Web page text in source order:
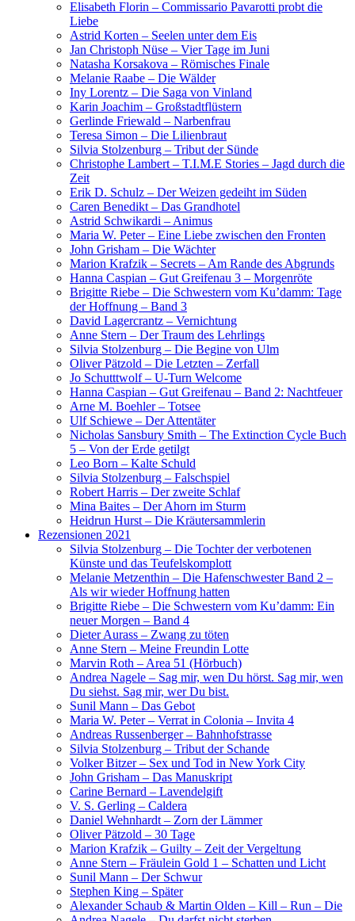
Elisabeth Florin – Commissario Pavarotti probt die
Liebe
Astrid Korten – Seelen unter dem Eis
Jan Christoph Nüse – Vier Tage im Juni
Natasha Korsakova – Römisches Finale
Melanie Raabe – Die Wälder
Iny Lorentz – Die Saga von Vinland
Karin Joachim – Großstadtflüstern
Gerlinde Friewald – Narbenfrau
Teresa Simon – Die Lilienbraut
Silvia Stolzenburg – Tribut der Sünde
Christophe Lambert – T.I.M.E Stories – Jagd durch die
Zeit
Erik D. Schulz – Der Weizen gedeiht im Süden
Caren Benedikt – Das Grandhotel
Astrid Schwikardi – Animus
Maria W. Peter – Eine Liebe zwischen den Fronten
John Grisham – Die Wächter
Marion Krafzik – Secrets – Am Rande des Abgrunds
Hanna Caspian – Gut Greifenau 3 – Morgenröte
Brigitte Riebe – Die Schwestern vom Ku’damm: Tage
der Hoffnung – Band 3
David Lagercrantz – Vernichtung
Anne Stern – Der Traum des Lehrlings
Silvia Stolzenburg – Die Begine von Ulm
Oliver Pätzold – Die Letzten – Zerfall
Jo Schutttwolf – U-Turn Welcome
Hanna Caspian – Gut Greifenau – Band 2: Nachtfeuer
Arne M. Boehler – Totsee
Ulf Schiewe – Der Attentäter
Nicholas Sansbury Smith – The Extinction Cycle Buch
5 – Von der Erde getilgt
Leo Born – Kalte Schuld
Silvia Stolzenburg – Falschspiel
Robert Harris – Der zweite Schlaf
Mina Baites – Der Ahorn im Sturm
Heidrun Hurst – Die Kräutersammlerin
Rezensionen 2021
Silvia Stolzenburg – Die Tochter der verbotenen
Künste und das Teufelskomplott
Melanie Metzenthin – Die Hafenschwester Band 2 –
Als wir wieder Hoffnung hatten
Brigitte Riebe – Die Schwestern vom Ku’damm: Ein
neuer Morgen – Band 4
Dieter Aurass – Zwang zu töten
Anne Stern – Meine Freundin Lotte
Marvin Roth – Area 51 (Hörbuch)
Andrea Nagele – Sag mir, wen Du hörst. Sag mir, wen
Du siehst. Sag mir, wer Du bist.
Sunil Mann – Das Gebot
Maria W. Peter – Verrat in Colonia – Invita 4
Andreas Russenberger – Bahnhofstrasse
Silvia Stolzenburg – Tribut der Schande
Volker Bitzer – Sex und Tod in New York City
John Grisham – Das Manuskript
Carine Bernard – Lavendelgift
V. S. Gerling – Caldera
Daniel Wehnhardt – Zorn der Lämmer
Oliver Pätzold – 30 Tage
Marion Krafzik – Guilty – Zeit der Vergeltung
Anne Stern – Fräulein Gold 1 – Schatten und Licht
Sunil Mann – Der Schwur
Stephen King – Später
Alexander Schaub & Martin Olden – Kill – Run – Die